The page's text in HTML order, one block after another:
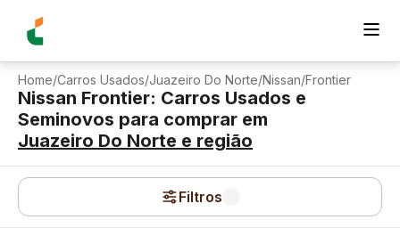
Home/Carros Usados/Juazeiro Do Norte/Nissan/Frontier
Nissan Frontier: Carros Usados e
Seminovos para comprar em
Juazeiro Do Norte e região
Filtros